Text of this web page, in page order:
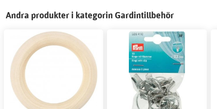
Andra produkter i kategorin Gardintillbehör